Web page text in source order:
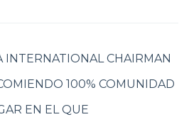
INTERNATIONAL CHAIRMAN
100% COMUNIDAD
EN EL QUE